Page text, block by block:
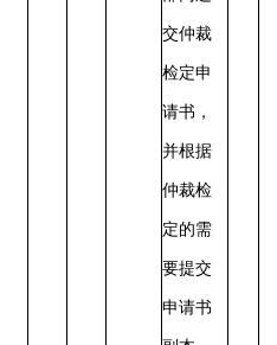
交仲裁
检定申
请书，
并根据
仲裁检
定的需
要提交
申请书